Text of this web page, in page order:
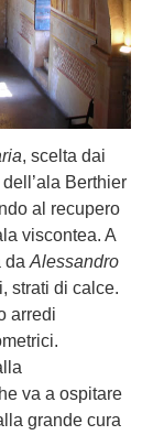
, scelta dai
Berthier
al recupero
viscontea. A
da Alessandro
strati di calce.
arredi
va a ospitare
grande cura